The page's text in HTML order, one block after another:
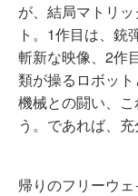
が、結局マトリ
ト。1作目は、銃
斬新な映像、2作
類が操るロボッ
機械との闘い、
う。であれば、
帰りのフリーウ